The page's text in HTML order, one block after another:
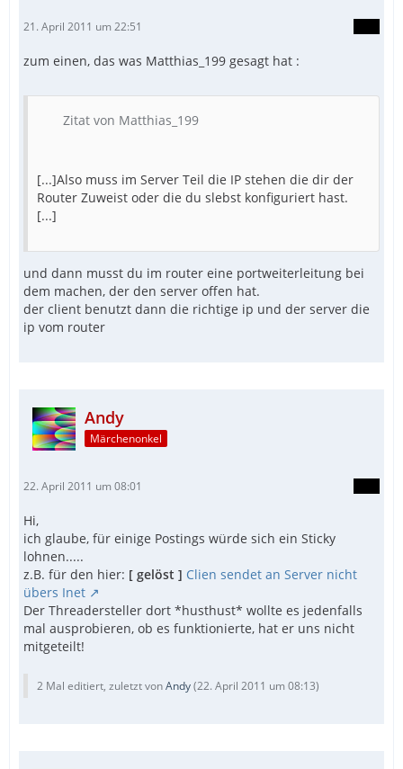
21. April 2011 um 22:51
zum einen, das was Matthias_199 gesagt hat :
Zitat von Matthias_199
[...]Also muss im Server Teil die IP stehen die dir der
Router Zuweist oder die du slebst konfiguriert hast.
[...]
und dann musst du im router eine portweiterleitung bei
dem machen, der den server offen hat.
der client benutzt dann die richtige ip und der server die
ip vom router
Andy
Märchenonkel
22. April 2011 um 08:01
Hi,
ich glaube, für einige Postings würde sich ein Sticky
lohnen.....
z.B. für den hier: [ gelöst ] Clien sendet an Server nicht
übers Inet
Der Threadersteller dort *husthust* wollte es jedenfalls
mal ausprobieren, ob es funktionierte, hat er uns nicht
mitgeteilt!
2 Mal editiert, zuletzt vonAndy(22. April 2011 um 08:13)